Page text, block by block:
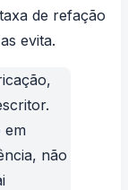
de refação
evita.
em
não